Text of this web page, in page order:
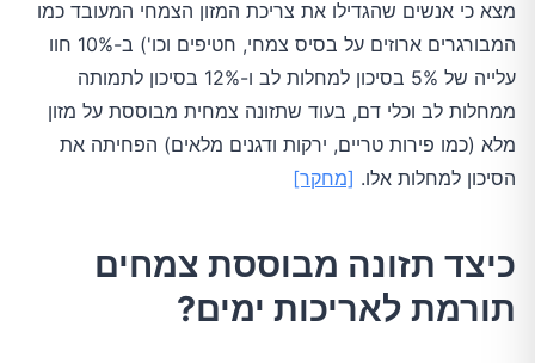
מצא כי אנשים שהגדילו את צריכת המזון הצמחי המעובד כמו
המבורגרים ארוזים על בסיס צמחי, חטיפים וכו') ב-10% חוו
עלייה של 5% בסיכון למחלות לב ו-12% בסיכון לתמותה
ממחלות לב וכלי דם, בעוד שתזונה צמחית מבוססת על מזון
מלא (כמו פירות טריים, ירקות ודגנים מלאים) הפחיתה את
הסיכון למחלות אלו. [מחקר]
כיצד תזונה מבוססת צמחים
תורמת לאריכות ימים?